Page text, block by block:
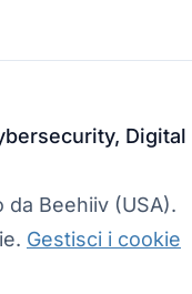
Digital
Beehiiv (USA).
Gestisci i cookie